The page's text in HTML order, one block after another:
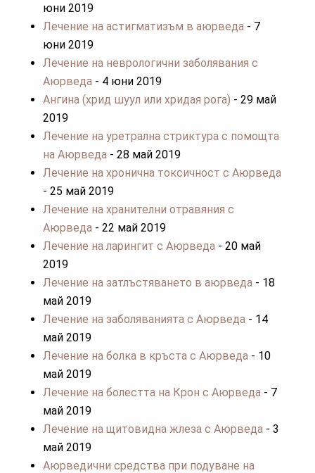
юни 2019
Лечение на астигматизъм в аюрведа- 7
юни 2019
Лечение на неврологични заболявания с
Аюрведа- 4 юни 2019
Ангина (хрид шуул или хридая рога) - 29 май
2019
Лечение на уретралнa стриктура с помощта
на Аюрведа- 28 май 2019
Лечение на хронична токсичност с Аюрведа
- 25 май 2019
Лечение на хранителни отравяния с
Аюрведа- 22 май 2019
Лечение на ларингит с Аюрведа- 20 май
2019
Лечение на затлъстяването в аюрведа- 18
май 2019
Лечение на заболяванията с Аюрведа- 14
май 2019
Лечение на болка в кръста с Аюрведа- 10
май 2019
Лечение на болестта на Крон с Аюрведа- 7
май 2019
Лечение на щитовидна жлеза с Аюрведа- 3
май 2019
Аюрведични средства при подуване на